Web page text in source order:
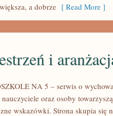
a dobrze [ Read More ]
i
NA 5 – serwis o
oraz osoby
wskazówki. Strona skupia się